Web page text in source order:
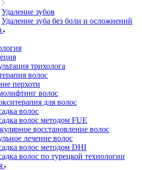
Удаление зубов
Удаление зуба без боли и осложнений
трихолога
волос
перхоти
волос
для волос
волос
волос методом FUE
восстановление волос
лечение волос
волос методом DHI
волос по турецкой технологии